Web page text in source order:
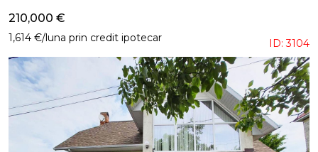
ID: 3104
210,000 €
1,614 €/luna prin credit ipotecar